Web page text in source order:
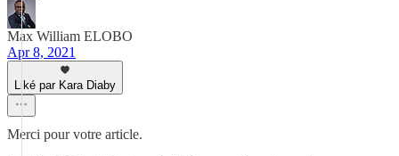
Max William ELOBO
Apr 8, 2021
Liké par Kara Diaby
Merci pour votre article.